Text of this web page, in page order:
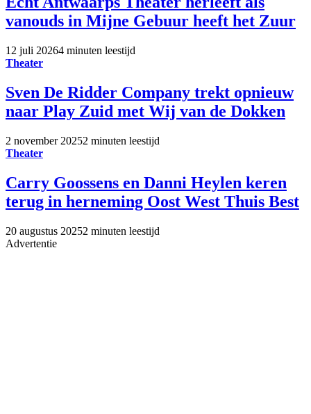
vanouds in Mijne Gebuur heeft het Zuur
12 juli 20264 minuten leestijd
Theater
Sven De Ridder Company trekt opnieuw
naar Play Zuid met Wij van de Dokken
2 november 20252 minuten leestijd
Theater
Carry Goossens en Danni Heylen keren
terug in herneming Oost West Thuis Best
20 augustus 20252 minuten leestijd
Advertentie